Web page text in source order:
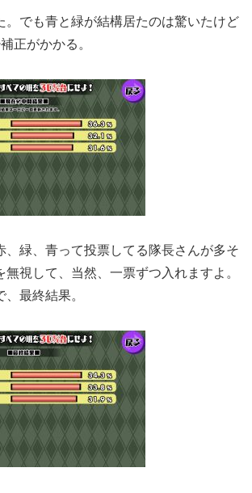
。でも青と緑が結構居たのは驚いたけど
正がかかる。
、緑、青って投票してる隊長さんが多そ
無視して、当然、一票ずつ入れますよ。
最終結果。